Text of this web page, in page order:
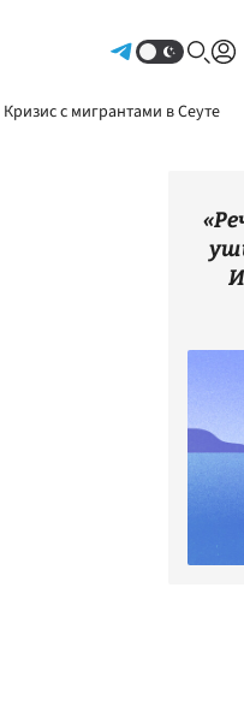
Кризис с мигрантами в Сеуте